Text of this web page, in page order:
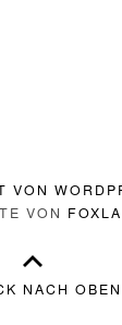
VON
VON
NACH OBEN